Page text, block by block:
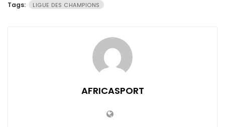
Tags: LIGUE DES CHAMPIONS
AFRICASPORT